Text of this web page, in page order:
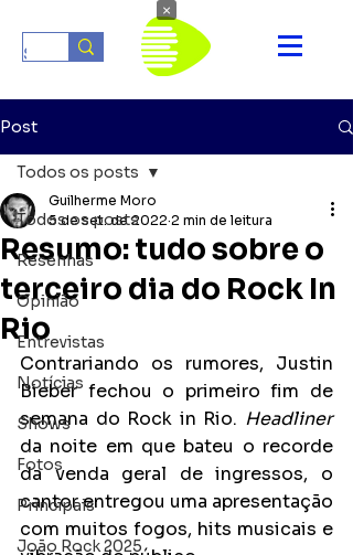
Post
Todos os posts
Resenhas
Opinião
Entrevistas
Notícias
Shows
Fotos
Principais
João Rock 2025
Todos os posts
Resumo: tudo sobre o
terceiro dia do Rock In
Rio
Guilherme Moro
5 de set. de 2022 2 min de leitura
Contrariando os rumores, Justin
Bieber fechou o primeiro fim de
semana do Rock in Rio. Headliner
da noite em que bateu o recorde
da venda geral de ingressos, o
cantor entregou uma apresentação
com muitos fogos, hits musicais e
×